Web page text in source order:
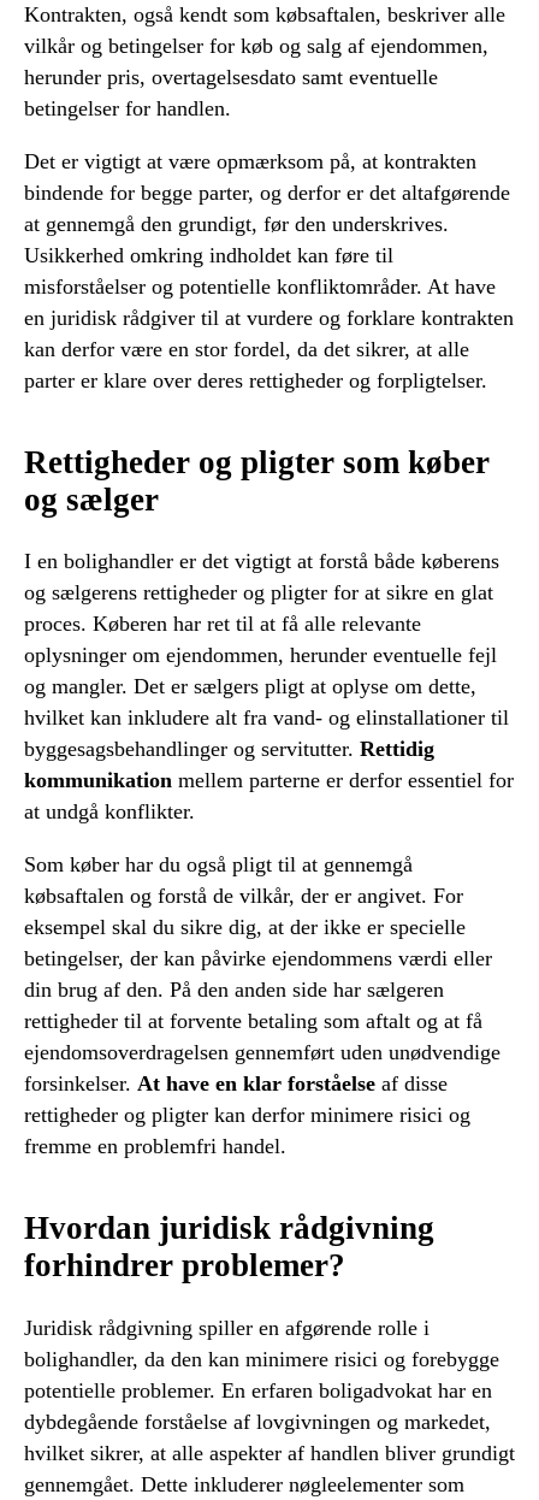
Kontrakten, også kendt som købsaftalen, beskriver alle
vilkår og betingelser for køb og salg af ejendommen,
herunder pris, overtagelsesdato samt eventuelle
betingelser for handlen.
Det er vigtigt at være opmærksom på, at kontrakten
bindende for begge parter, og derfor er det altafgørende
at gennemgå den grundigt, før den underskrives.
Usikkerhed omkring indholdet kan føre til
misforståelser og potentielle konfliktområder. At have
en juridisk rådgiver til at vurdere og forklare kontrakten
kan derfor være en stor fordel, da det sikrer, at alle
parter er klare over deres rettigheder og forpligtelser.
Rettigheder og pligter som køber
og sælger
I en bolighandler er det vigtigt at forstå både køberens
og sælgerens rettigheder og pligter for at sikre en glat
proces. Køberen har ret til at få alle relevante
oplysninger om ejendommen, herunder eventuelle fejl
og mangler. Det er sælgers pligt at oplyse om dette,
hvilket kan inkludere alt fra vand- og elinstallationer til
byggesagsbehandlinger og servitutter. Rettidig
kommunikation mellem parterne er derfor essentiel for
at undgå konflikter.
Som køber har du også pligt til at gennemgå
købsaftalen og forstå de vilkår, der er angivet. For
eksempel skal du sikre dig, at der ikke er specielle
betingelser, der kan påvirke ejendommens værdi eller
din brug af den. På den anden side har sælgeren
rettigheder til at forvente betaling som aftalt og at få
ejendomsoverdragelsen gennemført uden unødvendige
forsinkelser. At have en klar forståelse af disse
rettigheder og pligter kan derfor minimere risici og
fremme en problemfri handel.
Hvordan juridisk rådgivning
forhindrer problemer?
Juridisk rådgivning spiller en afgørende rolle i
bolighandler, da den kan minimere risici og forebygge
potentielle problemer. En erfaren boligadvokat har en
dybdegående forståelse af lovgivningen og markedet,
hvilket sikrer, at alle aspekter af handlen bliver grundigt
gennemgået. Dette inkluderer nøgleelementer som